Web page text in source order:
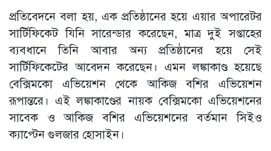
প্রতিবেদনে বলা হয়, এক প্রতিষ্ঠানের হয়ে এয়ার অপারেটর
সার্টিফিকেট যিনি সারেন্ডার করেছেন, মাত্র দুই সপ্তাহের
ব্যবধানে তিনি আবার অন্য প্রতিষ্ঠানের হয়ে সেই
সার্টিফিকেটের আবেদন করেছেন। এমন লঙ্কাকাণ্ড হয়েছে
বেক্সিমকো এভিয়েশন থেকে আকিজ বশির এভিয়েশন
রূপান্তরে। এই লঙ্কাকাণ্ডের নায়ক বেক্সিমকো এভিয়েশনের
সাবেক ও আকিজ বশির এভিয়েশনের বর্তমান সিইও
ক্যাপ্টেন গুলজার হোসাইন।